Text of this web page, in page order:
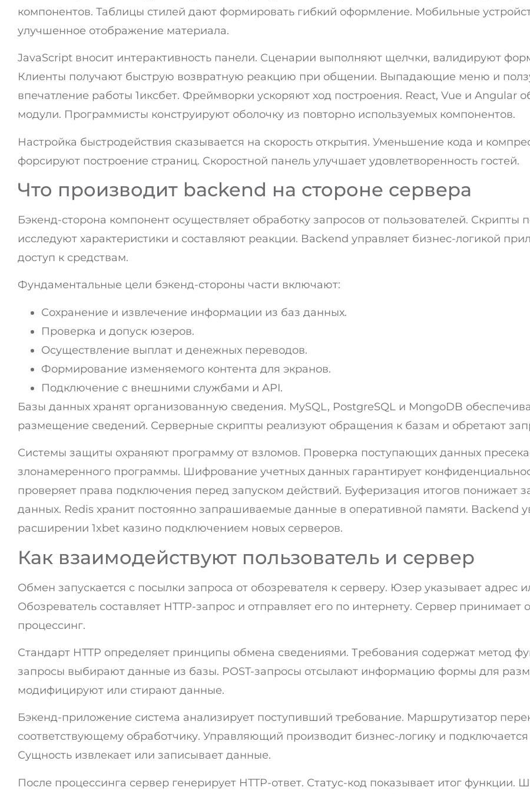
компонентов. Таблицы стилей дают формировать гибкий оформление. Мобильные
улучшенное отображение материала.
JavaScript вносит интерактивность панели. Сценарии выполняют щелчки, валидируют
Клиенты получают быструю возвратную реакцию при общении. Выпадающие меню и
впечатление работы 1иксбет. Фреймворки ускоряют ход построения. React, Vue и Angular
модули. Программисты конструируют оболочку из повторно используемых компонентов.
Настройка быстродействия сказывается на скорость открытия. Уменьшение кода и
форсируют построение страниц. Скоростной панель улучшает удовлетворенность гостей.
Что производит backend на стороне сервера
Бэкенд-сторона компонент осуществляет обработку запросов от пользователей. Скрипты
исследуют характеристики и составляют реакции. Backend управляет бизнес-логикой
доступ к средствам.
Фундаментальные цели бэкенд-стороны части включают:
Сохранение и извлечение информации из баз данных.
Проверка и допуск юзеров.
Осуществление выплат и денежных переводов.
Формирование изменяемого контента для экранов.
Подключение с внешними службами и API.
Базы данных хранят организованную сведения. MySQL, PostgreSQL и MongoDB
размещение сведений. Серверные скрипты реализуют обращения к базам и обретают
Системы защиты охраняют программу от взломов. Проверка поступающих данных
злонамеренного программы. Шифрование учетных данных гарантирует
проверяет права подключения перед запуском действий. Буферизация итогов понижает
данных. Redis хранит постоянно запрашиваемые данные в оперативной памяти. Backend
расширении 1xbet казино подключением новых серверов.
Как взаимодействуют пользователь и сервер
Обмен запускается с посылки запроса от обозревателя к серверу. Юзер указывает адрес
Обозреватель составляет HTTP-запрос и отправляет его по интернету. Сервер принимает
процессинг.
Стандарт HTTP определяет принципы обмена сведениями. Требования содержат метод
запросы выбирают данные из базы. POST-запросы отсылают информацию формы для
модифицируют или стирают данные.
Бэкенд-приложение система анализирует поступивший требование. Маршрутизатор
соответствующему обработчику. Управляющий производит бизнес-логику и
Сущность извлекает или записывает данные.
После процессинга сервер генерирует HTTP-ответ. Статус-код показывает итог функции.